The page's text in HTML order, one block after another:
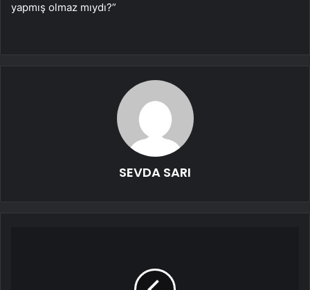
yapmış olmaz mıydı?”
SEVDA SARI